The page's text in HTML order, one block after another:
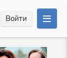
Войти